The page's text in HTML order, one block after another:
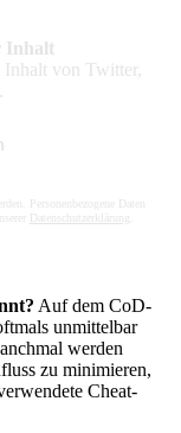
Inhalt
Inhalt von Twitter,
Personenbezogene Daten
Datenschutzerklärung
Auf dem CoD-
unmittelbar
werden
zu minimieren,
Cheat-